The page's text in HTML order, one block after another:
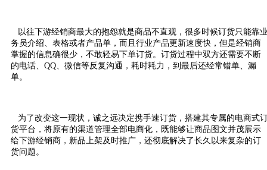
以往下游经销商最大的抱怨就是商品不直观，很多时候订货只能靠
务员介绍、表格或者产品单，而且行业产品更新速度快，但是经销商
掌握的信息确很少，不敢轻易下单订货。订货过程中双方还需要不断
的电话、 QQ 、微信等反复沟通，耗时耗力，到最后还经常错单、漏
单。
为了改变这一现状，诚之远决定携手速订货，搭建其专属的电商式
货平台，将原有的渠道管理全部电商化，既能够让商品图文并茂展示
给下游经销商，新品上架及时推广，还彻底解决了长久以来复杂的订
货问题。